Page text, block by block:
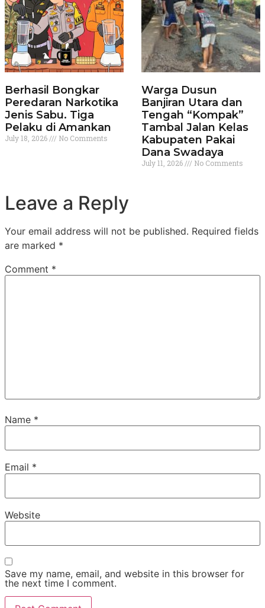
Berhasil Bongkar
Peredaran Narkotika
Jenis Sabu. Tiga
Pelaku di Amankan
July 18, 2026 No Comments
Warga Dusun
Banjiran Utara dan
Tengah “Kompak”
Tambal Jalan Kelas
Kabupaten Pakai
Dana Swadaya
July 11, 2026 No Comments
Leave a Reply
Your email address will not be published. Required fields
are marked *
Comment *
Name *
Email *
Website
Save my name, email, and website in this browser for
the next time I comment.